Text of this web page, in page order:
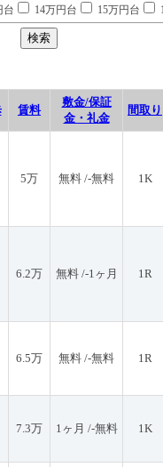
台 14万円台 15万円台
賃料
敷金/保証
金・礼金
間取り
5万 無料 /-無料 1K
6.2万 無料 /-1ヶ月 1R
6.5万 無料 /-無料 1R
7.3万 1ヶ月 /-無料 1K